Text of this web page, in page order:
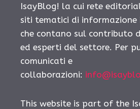
IsayBlog! la cui rete
siti tematici di informazione
che contano sul contributo
ed esperti del settore. Per
comunicati e
collaborazioni:
This website is part of the